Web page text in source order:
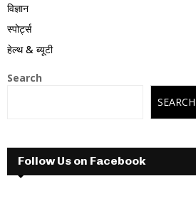
विज्ञान
स्पोर्ट्स
हेल्थ & ब्यूटी
Search
SEARCH
Follow Us on Facebook